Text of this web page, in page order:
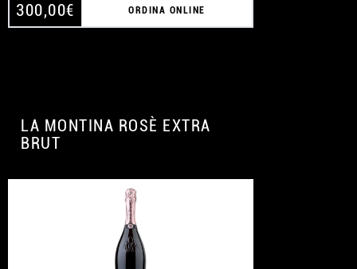
300,00€ ORDINA ONLINE
LA MONTINA ROSÈ EXTRA
BRUT